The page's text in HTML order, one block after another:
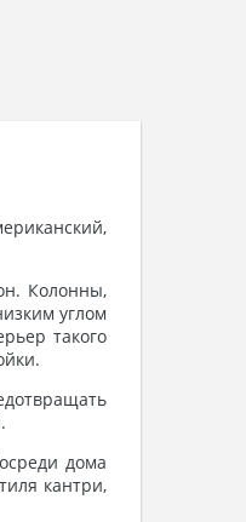
Колонны,
углом
такого
дома
кантри,